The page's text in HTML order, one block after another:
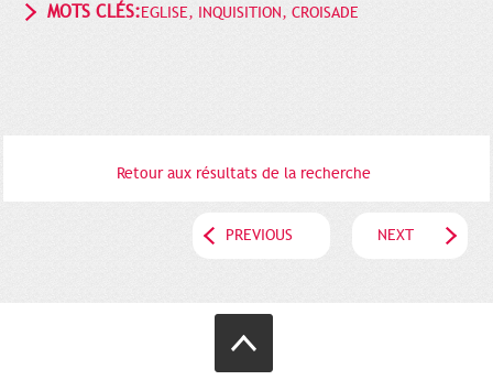
MOTS CLÉS:EGLISE, INQUISITION, CROISADE
Retour aux résultats de la recherche
PREVIOUS NEXT